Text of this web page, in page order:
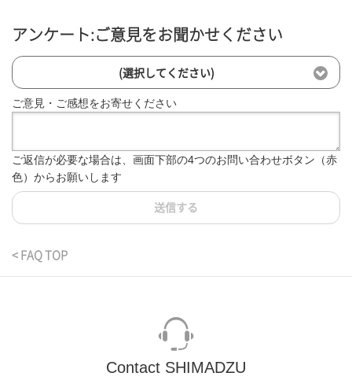
アンケート:ご意見をお聞かせください
(選択してください)
ご意見・ご感想をお寄せください
ご返信が必要な場合は、画面下部の4つのお問い合わせボタン（赤
色）からお願いします
送信する
< FAQ TOP
Contact SHIMADZU